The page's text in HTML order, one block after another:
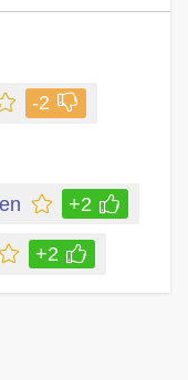
-2
+2
+2